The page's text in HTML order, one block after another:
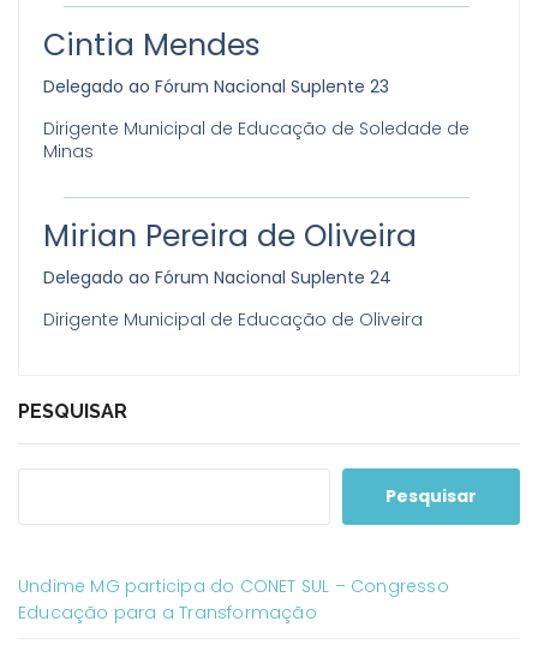
Cintia Mendes
Delegado ao Fórum Nacional Suplente 23
Dirigente Municipal de Educação de Soledade de
Minas
Mirian Pereira de Oliveira
Delegado ao Fórum Nacional Suplente 24
Dirigente Municipal de Educação de Oliveira
PESQUISAR
Pesquisar
Undime MG participa do CONET SUL – Congresso
Educação para a Transformação